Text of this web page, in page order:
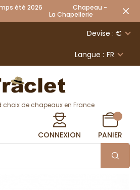
été 2026 Chapeau -
La Chapellerie
Devise : €
Langue : FR
choix de chapeaux en France
CONNEXION PANIER